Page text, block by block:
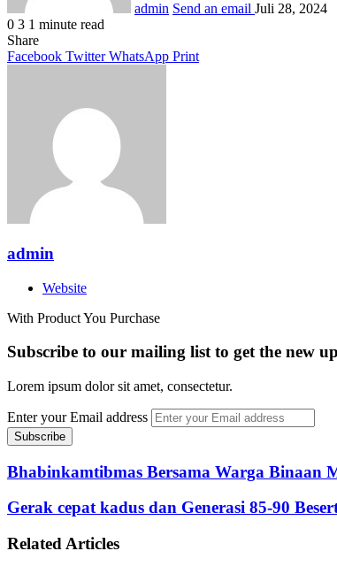
admin Send an email Juli 28, 2024
0 3 1 minute read
Share
Facebook Twitter WhatsApp Print
admin
Website
With Product You Purchase
Subscribe to our mailing list to get the new
Lorem ipsum dolor sit amet, consectetur.
Enter your Email address
Bhabinkamtibmas Bersama Warga Binaan
Gerak cepat kadus dan Generasi 85-90
Related Articles